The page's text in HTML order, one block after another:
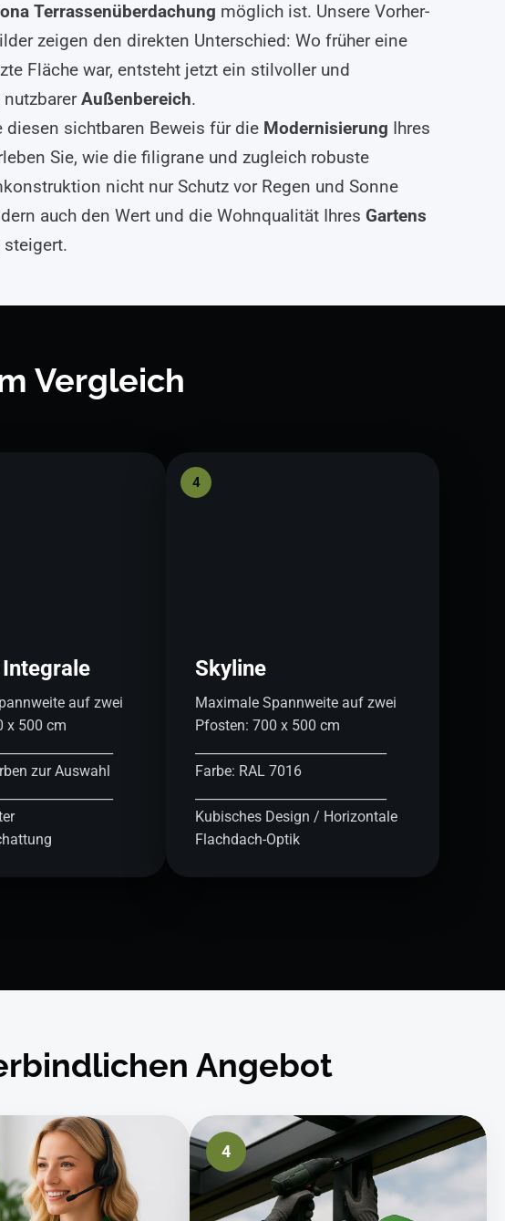
Terrassenüberdachung möglich ist. Unsere Vorher-
zeigen den direkten Unterschied: Wo früher eine
Fläche war, entsteht jetzt ein stilvoller und
Außenbereich.
diesen sichtbaren Beweis für die Modernisierung Ihres
Sie, wie die filigrane und zugleich robuste
nicht nur Schutz vor Regen und Sonne
auch den Wert und die Wohnqualität Ihres Gartens
Vergleich
auf zwei
x 500 cm
zur Auswahl
4
Skyline
Maximale Spannweite auf zwei
Pfosten: 700 x 500 cm
Farbe: RAL 7016
Kubisches Design / Horizontale
Flachdach-Optik
Angebot
4